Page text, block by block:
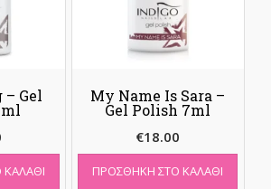
– Gel My Name Is Sara –
Gel Polish 7ml
€18.00
ΠΡΟΣΘΉΚΗ ΣΤΟ ΚΑΛΆΘΙ